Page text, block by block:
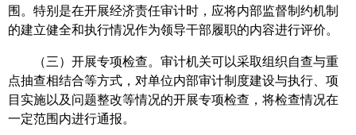
围。特别是在开展经济责任审计时，应将内部监督制约机制
的建立健全和执行情况作为领导干部履职的内容进行评价。
（三）开展专项检查。审计机关可以采取组织自查与重
点抽查相结合等方式，对单位内部审计制度建设与执行、项
目实施以及问题整改等情况的开展专项检查，将检查情况在
一定范围内进行通报。